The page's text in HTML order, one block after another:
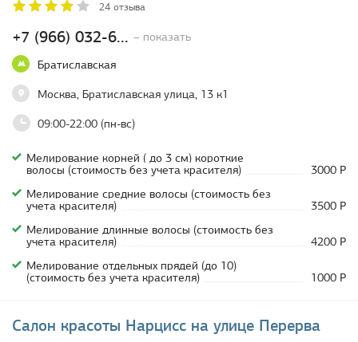
+7 (966) 032-6... – показать
Братиславская
Москва, Братиславская улица, 13 к1
09:00-22:00 (пн-вс)
24 отзыва
Мелирование корней ( до 3 см) короткие
волосы (стоимость без учета красителя)
3000 Р
Мелирование средние волосы (стоимость без
учета красителя)
3500 Р
Мелирование длинные волосы (стоимость без
учета красителя)
4200 Р
Мелирование отдельных прядей (до 10)
(стоимость без учета красителя)
1000 Р
Салон красоты Нарцисс на улице Перерва